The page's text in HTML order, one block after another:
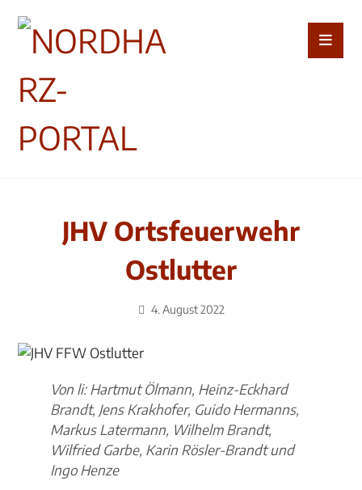
JHV Ortsfeuerwehr
Ostlutter
4. August 2022
Von li: Hartmut Ölmann, Heinz-Eckhard
Brandt, Jens Krakhofer, Guido Hermanns,
Markus Latermann, Wilhelm Brandt,
Wilfried Garbe, Karin Rösler-Brandt und
Ingo Henze